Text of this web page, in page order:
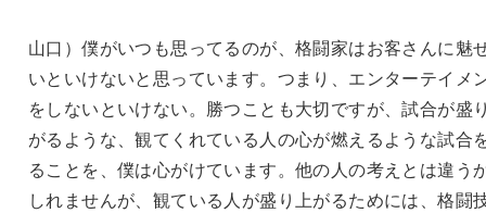
山口）僕がいつも思ってるのが、格闘家はお客さんに魅
いといけないと思っています。つまり、エンターテイメ
をしないといけない。勝つことも大切ですが、試合が盛
がるような、観てくれている人の心が燃えるような試合
ることを、僕は心がけています。他の人の考えとは違う
しれませんが、観ている人が盛り上がるためには、格闘